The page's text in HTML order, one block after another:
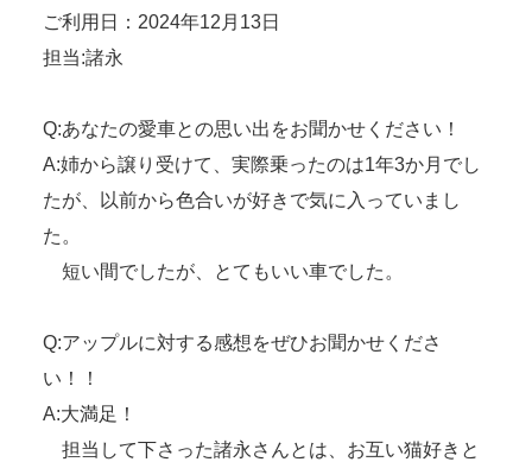
ご利用日：2024年12月13日
担当:諸永
Q:あなたの愛車との思い出をお聞かせください！
A:姉から譲り受けて、実際乗ったのは1年3か月でし
たが、以前から色合いが好きで気に入っていまし
た。
短い間でしたが、とてもいい車でした。
Q:アップルに対する感想をぜひお聞かせくださ
い！！
A:大満足！
担当して下さった諸永さんとは、お互い猫好きと